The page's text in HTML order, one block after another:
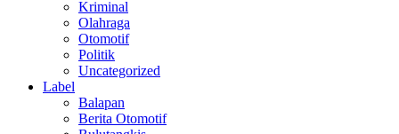
Kriminal
Olahraga
Otomotif
Politik
Uncategorized
Label
Balapan
Berita Otomotif